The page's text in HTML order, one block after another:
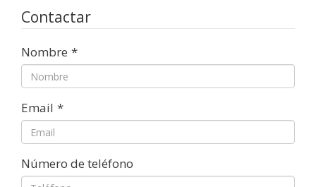
Contactar
Nombre *
Email *
Número de teléfono